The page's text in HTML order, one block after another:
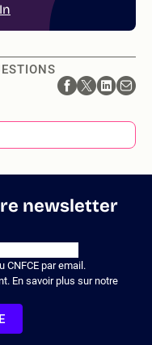
newsletter
par email.
En savoir plus sur notre